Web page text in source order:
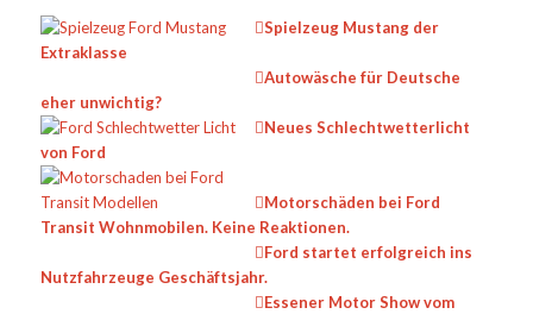
Spielzeug Mustang der
Extraklasse
Autowäsche für Deutsche
eher unwichtig?
Neues Schlechtwetterlicht
von Ford
Motorschäden bei Ford
Transit Wohnmobilen. Keine Reaktionen.
Ford startet erfolgreich ins
Nutzfahrzeuge Geschäftsjahr.
Essener Motor Show vom